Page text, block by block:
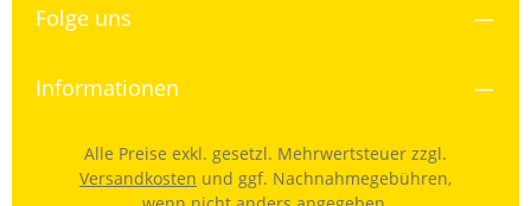
Folge uns
Informationen
Alle Preise exkl. gesetzl. Mehrwertsteuer zzgl.
Versandkosten und ggf. Nachnahmegebühren,